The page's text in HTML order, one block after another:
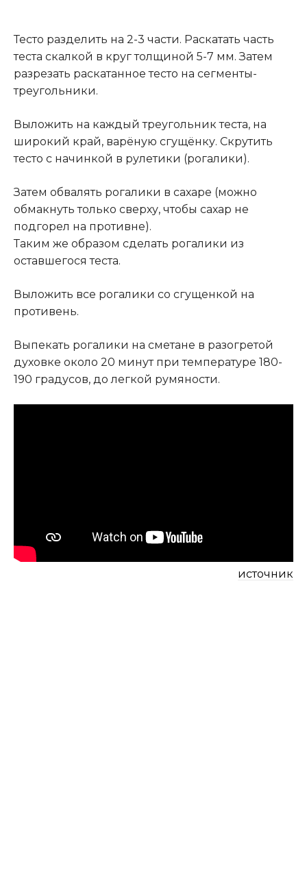
Тесто разделить на 2-3 части. Раскатать часть
теста скалкой в круг толщиной 5-7 мм. Затем
разрезать раскатанное тесто на сегменты-
треугольники.
Выложить на каждый треугольник теста, на
широкий край, варёную сгущёнку. Скрутить
тесто с начинкой в рулетики (рогалики).
Затем обвалять рогалики в сахаре (можно
обмакнуть только сверху, чтобы сахар не
подгорел на противне).
Таким же образом сделать рогалики из
оставшегося теста.
Выложить все рогалики со сгущенкой на
противень.
Выпекать рогалики на сметане в разогретой
духовке около 20 минут при температуре 180-
190 градусов, до легкой румяности.
источник